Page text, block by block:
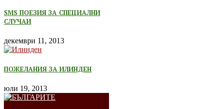
SMS ПОЕЗИЯ ЗА СПЕЦИАЛНИ
СЛУЧАИ
декември 11, 2013
ПОЖЕЛАНИЯ ЗА ИЛИНДЕН
юли 19, 2013